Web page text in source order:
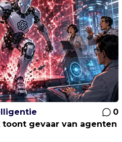
0
toont gevaar van agenten